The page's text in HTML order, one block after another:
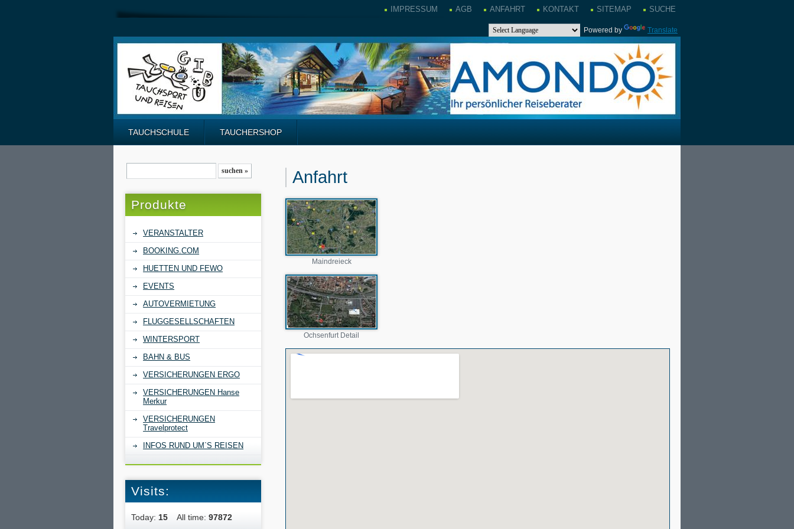
IMPRESSUM AGB ANFAHRT KONTAKT SITEMAP SUCHE
Powered by Translate
TAUCHSCHULE TAUCHERSHOP
Produkte
VERANSTALTER
BOOKING.COM
HUETTEN UND FEWO
EVENTS
AUTOVERMIETUNG
FLUGGESELLSCHAFTEN
WINTERSPORT
BAHN & BUS
VERSICHERUNGEN ERGO
VERSICHERUNGEN Hanse
Merkur
VERSICHERUNGEN
Travelprotect
INFOS RUND UM`S REISEN
Visits:
Today: 15 All time: 97872
Anfahrt
Maindreieck
Ochsenfurt Detail